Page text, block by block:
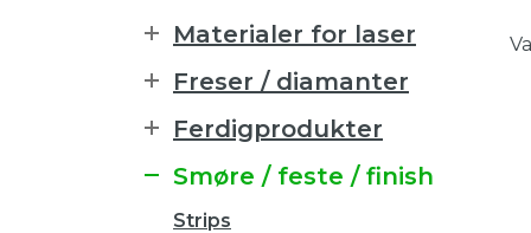
Materialer for laser
Freser / diamanter
Ferdigprodukter
Smøre / feste / finish
Strips